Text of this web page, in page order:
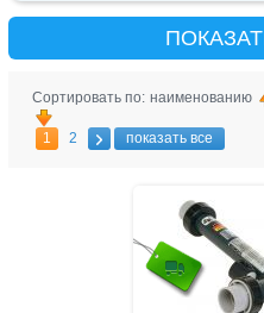
Сортировать по: наименованию
1 2 показать все